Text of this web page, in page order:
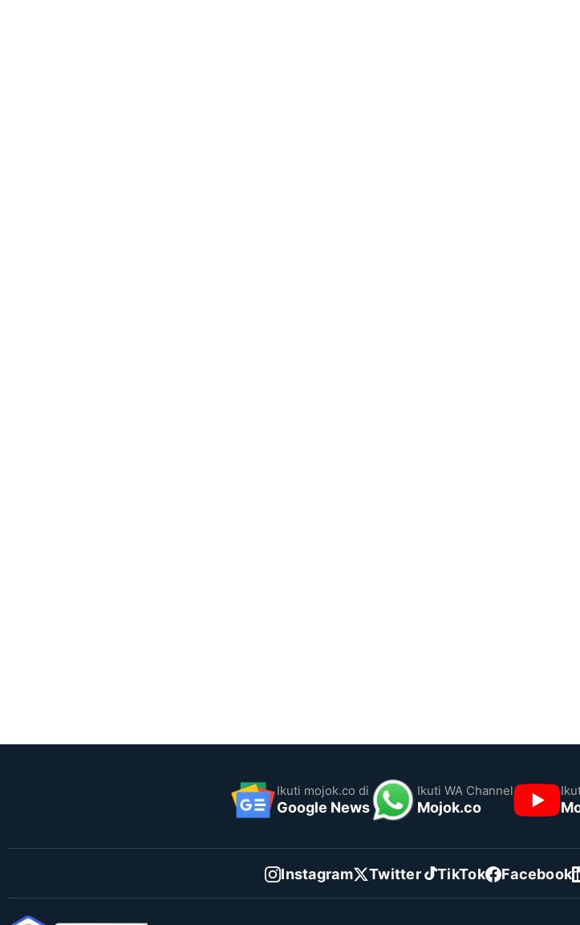
Ikuti mojok.co di
Google News
Ikuti WA Channel
Mojok.co
Instagram Twitter TikTok Facebook